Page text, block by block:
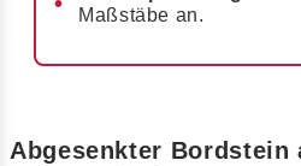
Maßstäbe an.
Abgesenkter